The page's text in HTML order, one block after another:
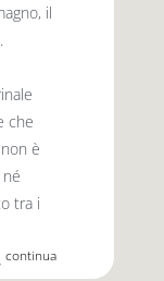
il
che
è
tra i
continua